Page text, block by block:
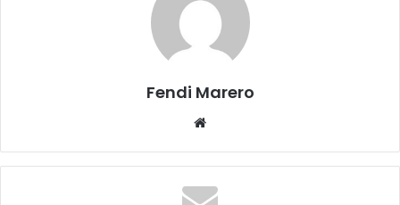
Fendi Marero